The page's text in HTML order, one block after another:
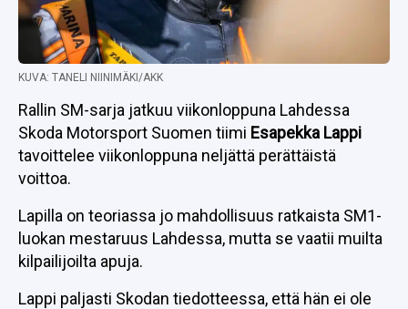
KUVA: TANELI NIINIMÄKI/AKK
Rallin SM-sarja jatkuu viikonloppuna Lahdessa
Skoda Motorsport Suomen tiimi Esapekka Lappi
tavoittelee viikonloppuna neljättä perättäistä
voittoa.
Lapilla on teoriassa jo mahdollisuus ratkaista SM1-
luokan mestaruus Lahdessa, mutta se vaatii muilta
kilpailijoilta apuja.
Lappi paljasti Skodan tiedotteessa, että hän ei ole